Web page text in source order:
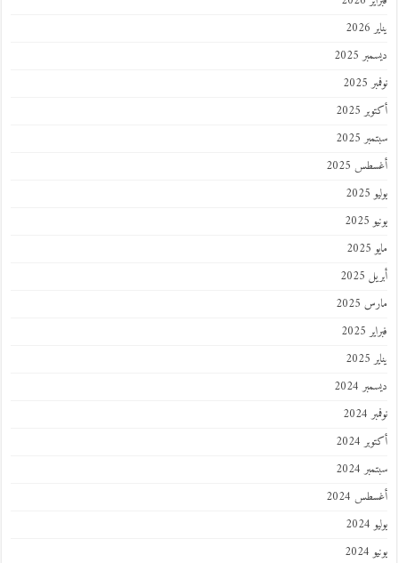
يناير 2026
ديسمبر 2025
نوفمبر 2025
أكتوبر 2025
سبتمبر 2025
أغسطس 2025
يوليو 2025
يونيو 2025
مايو 2025
أبريل 2025
مارس 2025
فبراير 2025
يناير 2025
ديسمبر 2024
نوفمبر 2024
أكتوبر 2024
سبتمبر 2024
أغسطس 2024
يوليو 2024
يونيو 2024